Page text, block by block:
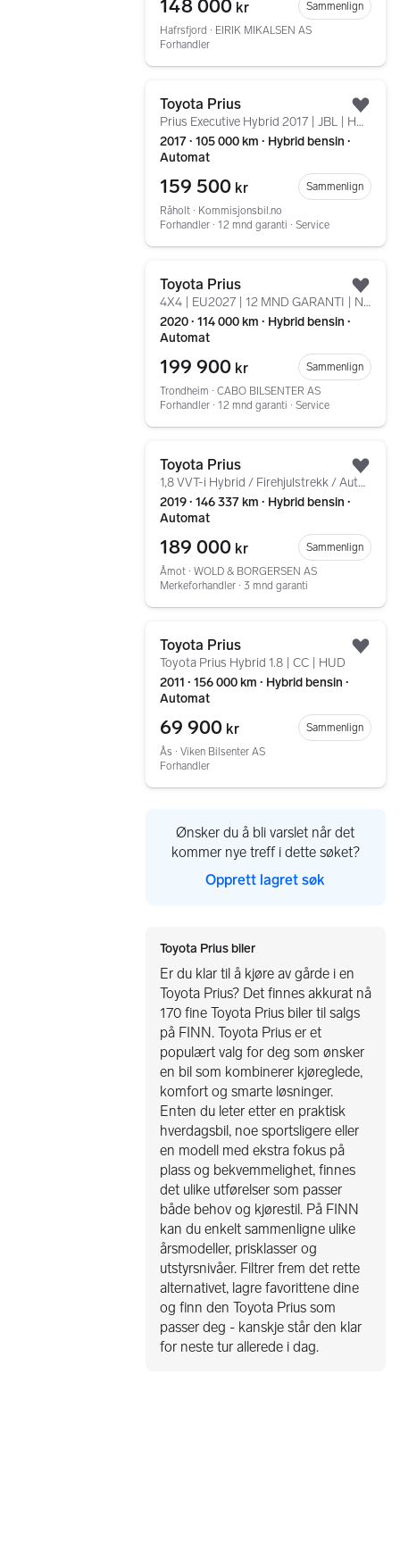
148 000 kr
Sammenlign
Hafrsfjord ∙ EIRIK MIKALSEN AS
Forhandler
Toyota Prius
Prius Executive Hybrid 2017 | JBL | HUD | ACC | Lavkm
2017 ∙ 105 000 km ∙ Hybrid bensin ∙
Automat
159 500 kr
Sammenlign
Råholt ∙ Kommisjonsbil.no
Forhandler ∙ 12 mnd garanti ∙ Service
Toyota Prius
4X4 | EU2027 | 12 MND GARANTI | NYE DEKK
2020 ∙ 114 000 km ∙ Hybrid bensin ∙
Automat
199 900 kr
Sammenlign
Trondheim ∙ CABO BILSENTER AS
Forhandler ∙ 12 mnd garanti ∙ Service
Toyota Prius
1,8 VVT-i Hybrid / Firehjulstrekk / Automat / DAB ++
2019 ∙ 146 337 km ∙ Hybrid bensin ∙
Automat
189 000 kr
Sammenlign
Åmot ∙ WOLD & BORGERSEN AS
Merkeforhandler ∙ 3 mnd garanti
Toyota Prius
Toyota Prius Hybrid 1.8 | CC | HUD
2011 ∙ 156 000 km ∙ Hybrid bensin ∙
Automat
69 900 kr
Sammenlign
Ås ∙ Viken Bilsenter AS
Forhandler
Ønsker du å bli varslet når det
kommer nye treff i dette søket?
Opprett lagret søk
Toyota Prius biler
Er du klar til å kjøre av gårde i en
Toyota Prius? Det finnes akkurat nå
170 fine Toyota Prius biler til salgs
på FINN. Toyota Prius er et
populært valg for deg som ønsker
en bil som kombinerer kjøreglede,
komfort og smarte løsninger.
Enten du leter etter en praktisk
hverdagsbil, noe sportsligere eller
en modell med ekstra fokus på
plass og bekvemmelighet, finnes
det ulike utførelser som passer
både behov og kjørestil. På FINN
kan du enkelt sammenligne ulike
årsmodeller, prisklasser og
utstyrsnivåer. Filtrer frem det rette
alternativet, lagre favorittene dine
og finn den Toyota Prius som
passer deg - kanskje står den klar
for neste tur allerede i dag.